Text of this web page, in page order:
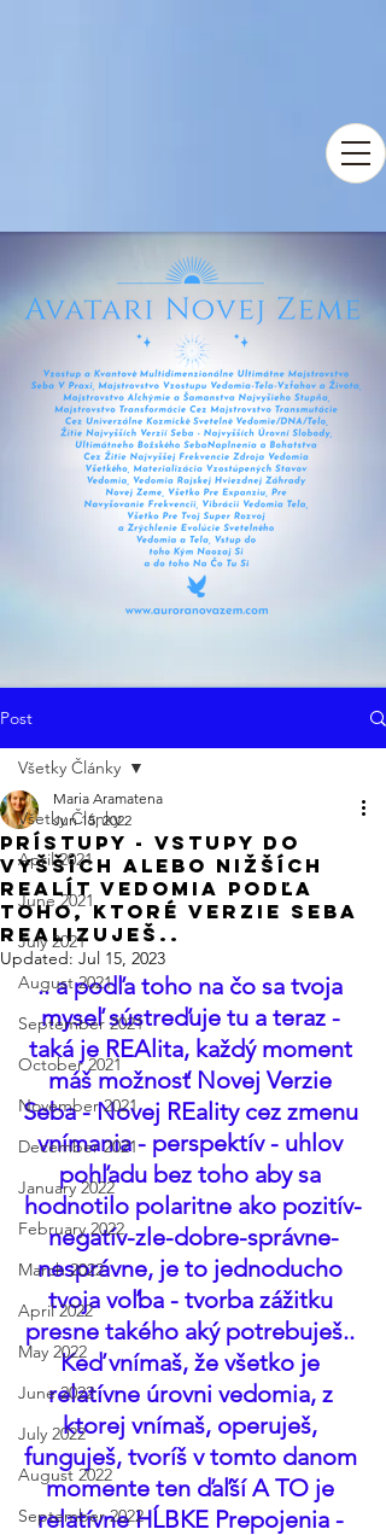
Post
Všetky Články
April 2021
June 2021
July 2021
August 2021
September 2021
October 2021
November 2021
December 2021
January 2022
February 2022
March 2022
April 2022
May 2022
June 2022
July 2022
August 2022
September 2022
Všetky Články
Prístupy - Vstupy Do
Vyšších Alebo Nižších
Realít Vedomia Podľa
Toho, Ktoré Verzie Seba
REALizuješ..
Maria Aramatena
Jun 15, 2022
Updated: Jul 15, 2023
.. a podľa toho na čo sa tvoja
myseľ sústreďuje tu a teraz -
taká je REAlita, každý moment
máš možnosť Novej Verzie
Seba - Novej REality cez zmenu
vnímania - perspektív - uhlov
pohľadu bez toho aby sa
hodnotilo polaritne ako pozitív-
negatív-zle-dobre-správne-
nesprávne, je to jednoducho
tvoja voľba - tvorba zážitku
presne takého aký potrebuješ..
Keď vnímaš, že všetko je
relatívne úrovni vedomia, z
ktorej vnímaš, operuješ,
funguješ, tvoríš v tomto danom
momente ten ďaľší A TO je
relatívne HĹBKE Prepojenia -